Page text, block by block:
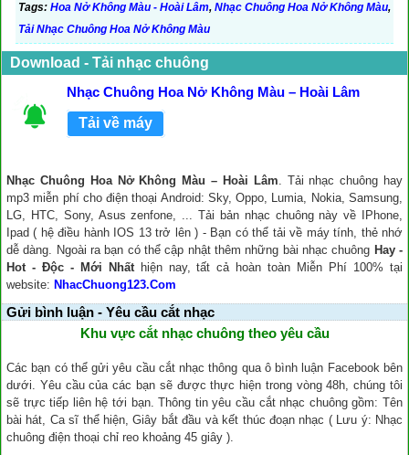
Tags: Hoa Nở Không Màu - Hoài Lâm, Nhạc Chuông Hoa Nở Không Màu,
Tải Nhạc Chuông Hoa Nở Không Màu
Download - Tải nhạc chuông
Nhạc Chuông Hoa Nở Không Màu – Hoài Lâm
Tải về máy
Nhạc Chuông Hoa Nở Không Màu – Hoài Lâm. Tải nhạc chuông hay
mp3 miễn phí cho điện thoại Android: Sky, Oppo, Lumia, Nokia, Samsung,
LG, HTC, Sony, Asus zenfone, ... Tải bản nhạc chuông này về IPhone,
Ipad ( hệ điều hành IOS 13 trở lên ) - Bạn có thể tải về máy tính, thẻ nhớ
dễ dàng. Ngoài ra bạn có thể cập nhật thêm những bài nhạc chuông Hay -
Hot - Độc - Mới Nhấthiện nay, tất cả hoàn toàn Miễn Phí 100% tại
website: NhacChuong123.Com
Gửi bình luận - Yêu cầu cắt nhạc
Khu vực cắt nhạc chuông theo yêu cầu
Các bạn có thể gửi yêu cầu cắt nhạc thông qua ô bình luận Facebook bên
dưới. Yêu cầu của các bạn sẽ được thực hiện trong vòng 48h, chúng tôi
sẽ trực tiếp liên hệ tới bạn. Thông tin yêu cầu cắt nhạc chuông gồm: Tên
bài hát, Ca sĩ thể hiện, Giây bắt đầu và kết thúc đoạn nhạc ( Lưu ý: Nhạc
chuông điện thoại chỉ reo khoảng 45 giây ).